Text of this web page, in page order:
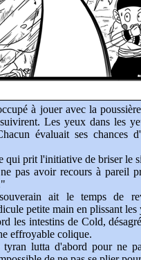
à jouer avec la
Les yeux dans les
évaluait ses chances
qui prit l'initiative de briser le
pas avoir recours à pareil
ait le temps de
petite main en plissant les
les intestins de Cold,
effroyable colique.
lutta d'abord pour ne